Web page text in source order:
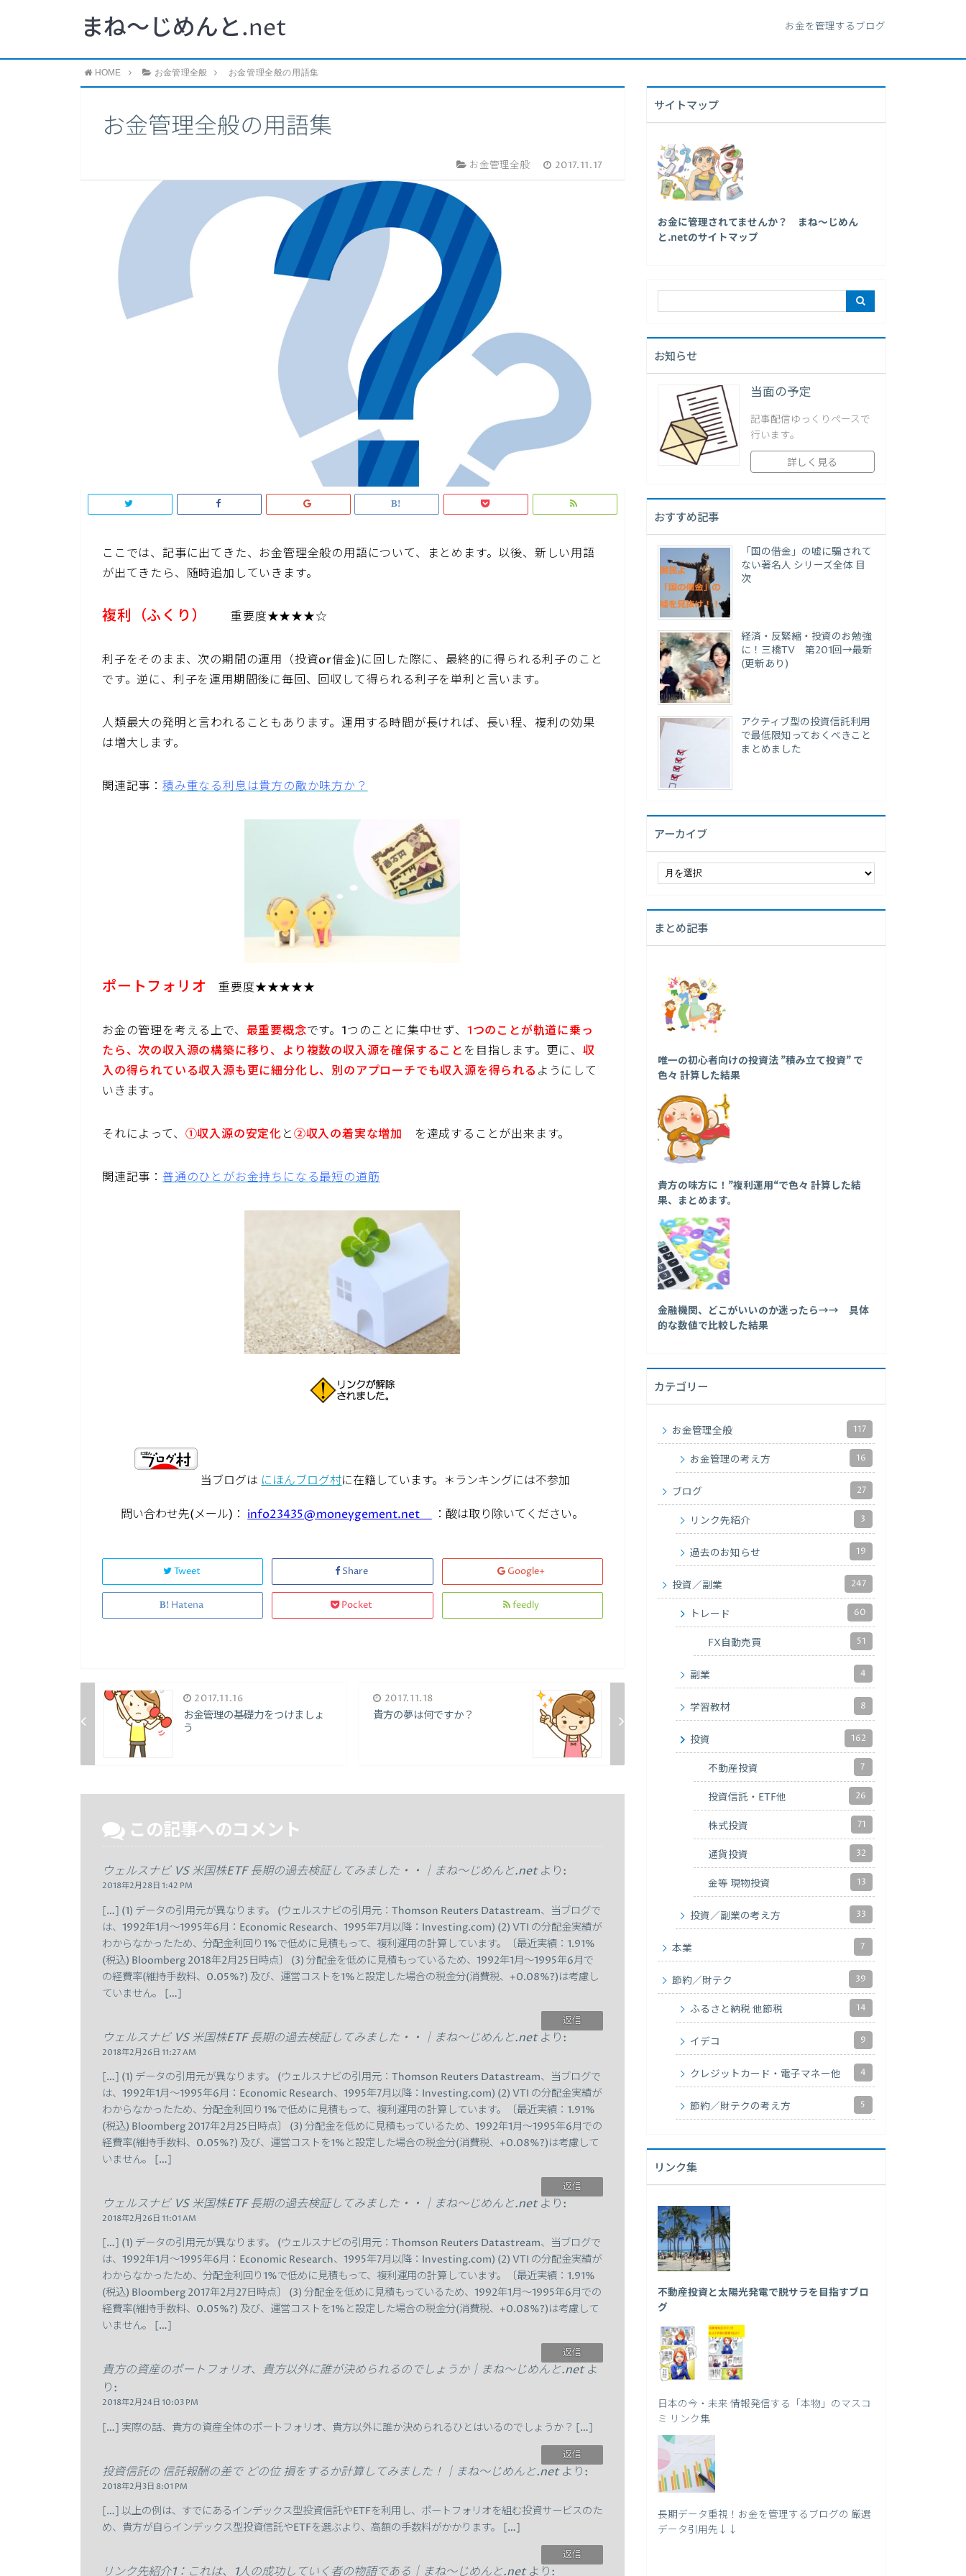
まね～じめんと.net お金を管理するブログ
HOME お金管理全般 お金管理全般の用語集
お金管理全般の用語集
お金管理全般 2017.11.17
ここでは、記事に出てきた、お金管理全般の用語について、まとめます。以後、新しい用語
が出てきたら、随時追加していきます。
複利（ふくり） 重要度★★★★☆
利子をそのまま、次の期間の運用（投資or借金)に回した際に、最終的に得られる利子のこと
です。逆に、利子を運用期間後に毎回、回収して得られる利子を単利と言います。
人類最大の発明と言われることもあります。運用する時間が長ければ、長い程、複利の効果
は増大します。
関連記事： 積み重なる利息は貴方の敵か味方か？
ポートフォリオ 重要度★★★★★
お金の管理を考える上で、 最重要概念です。1つのことに集中せず、 1つのことが軌道に乗っ
たら、次の収入源の構築に移り、より複数の収入源を確保すること を目指します。更に、 収
入の得られている収入源も更に細分化し、別のアプローチでも収入源を得られる ようにして
いきます。
それによって、 ①収入源の安定化と②収入の着実な増加 を達成することが出来ます。
関連記事： 普通のひとがお金持ちになる最短の道筋
当ブログは にほんブログ村に在籍しています。＊ランキングには不参加
問い合わせ先(メール)： info23435@moneygement.net ：酸は取り除いてください。
Tweet Share Google+
Hatena Pocket feedly
2017.11.16
お金管理の基礎力をつけましょ
う
2017.11.18
貴方の夢は何ですか？
この記事へのコメント
ウェルスナビ VS 米国株ETF 長期の過去検証してみました・・｜まね～じめんと.net より:
2018年2月28日 1:42 PM
[…] (1) データの引用元が異なります。 (ウェルスナビの引用元：Thomson Reuters Datastream、当ブログで
は、1992年1月～1995年6月：Economic Research、1995年7月以降：Investing.com) (2) VTI の分配金実績が
わからなかったため、分配金利回り1%で低めに見積もって、複利運用の計算しています。〔最近実績：1.91%
(税込) Bloomberg 2018年2月25日時点〕 (3) 分配金を低めに見積もっているため、1992年1月～1995年6月で
の経費率(維持手数料、0.05%?) 及び、運営コストを1%と設定した場合の税金分(消費税、+0.08%?)は考慮し
ていません。 […]
返信
ウェルスナビ VS 米国株ETF 長期の過去検証してみました・・｜まね～じめんと.net より:
2018年2月26日 11:27 AM
[…] (1) データの引用元が異なります。 (ウェルスナビの引用元：Thomson Reuters Datastream、当ブログで
は、1992年1月～1995年6月：Economic Research、1995年7月以降：Investing.com) (2) VTI の分配金実績が
わからなかったため、分配金利回り1%で低めに見積もって、複利運用の計算しています。〔最近実績：1.91%
(税込) Bloomberg 2017年2月25日時点〕 (3) 分配金を低めに見積もっているため、1992年1月～1995年6月での
経費率(維持手数料、0.05%?) 及び、運営コストを1%と設定した場合の税金分(消費税、+0.08%?)は考慮して
いません。 […]
返信
ウェルスナビ VS 米国株ETF 長期の過去検証してみました・・｜まね～じめんと.net より:
2018年2月26日 11:01 AM
[…] (1) データの引用元が異なります。 (ウェルスナビの引用元：Thomson Reuters Datastream、当ブログで
は、1992年1月～1995年6月：Economic Research、1995年7月以降：Investing.com) (2) VTI の分配金実績が
わからなかったため、分配金利回り1%で低めに見積もって、複利運用の計算しています。〔最近実績：1.91%
(税込) Bloomberg 2017年2月27日時点〕 (3) 分配金を低めに見積もっているため、1992年1月～1995年6月での
経費率(維持手数料、0.05%?) 及び、運営コストを1%と設定した場合の税金分(消費税、+0.08%?)は考慮して
いません。 […]
返信
貴方の資産のポートフォリオ、貴方以外に誰が決められるのでしょうか｜まね～じめんと.net よ
り:
2018年2月24日 10:03 PM
[…] 実際の話、貴方の資産全体のポートフォリオ、貴方以外に誰か決められるひとはいるのでしょうか？ […]
返信
投資信託の 信託報酬の差で どの位 損をするか計算してみました！｜まね～じめんと.net より:
2018年2月3日 8:01 PM
[…] 以上の例は、すでにあるインデックス型投資信託やETFを利用し、ポートフォリオを組む投資サービスのた
め、貴方が自らインデックス型投資信託やETFを選ぶより、高額の手数料がかかります。 […]
返信
リンク先紹介1：これは、1人の成功していく者の物語である｜まね～じめんと.net より:
サイトマップ
お金に管理されてませんか？ まね～じめん
と.netのサイトマップ
お知らせ
当面の予定
記事配信ゆっくりペースで
行います。
詳しく見る
おすすめ記事
「国の借金」の嘘に騙されて
ない著名人 シリーズ全体 目
次
経済・反緊縮・投資のお勉強
に！三橋TV 第201回→最新
(更新あり)
アクティブ型の投資信託利用
で最低限知っておくべきこと
まとめました
アーカイブ
イ
ブまとめ記事
唯一の初心者向けの投資法 ”積み立て投資” で
色々 計算した結果
貴方の味方に！”複利運用“で色々 計算した結
果、まとめます。
金融機関、どこがいいのか迷ったら→→ 具体
的な数値で比較した結果
カテゴリー
お金管理全般 117
お金管理の考え方 16
ブログ 27
リンク先紹介 3
過去のお知らせ 19
投資／副業 247
トレード 60
FX自動売買 51
副業 4
学習教材 8
投資 162
不動産投資 7
投資信託・ETF他 26
株式投資 71
通貨投資 32
金等 現物投資 13
投資／副業の考え方 33
本業 7
節約／財テク 39
ふるさと納税 他節税 14
イデコ 9
クレジットカード・電子マネー他 4
節約／財テクの考え方 5
リンク集
不動産投資と太陽光発電で脱サラを目指すブロ
グ
日本の今・未来 情報発信する「本物」のマスコ
ミ リンク集
長期データ重視！お金を管理するブログの 厳選
データ引用先↓↓